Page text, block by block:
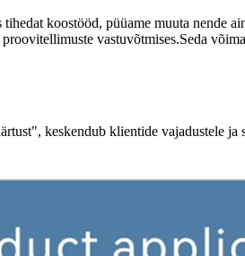
koostööd, püüame muuta nende
vastuvõtmises.Seda
keskendub klientide vajadustele ja